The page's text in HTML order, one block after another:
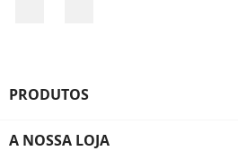
PRODUTOS
A NOSSA LOJA